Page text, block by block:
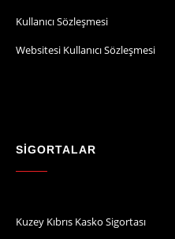
Kullanıcı Sözleşmesi
Websitesi Kullanıcı Sözleşmesi
SİGORTALAR
Kuzey Kıbrıs Kasko Sigortası